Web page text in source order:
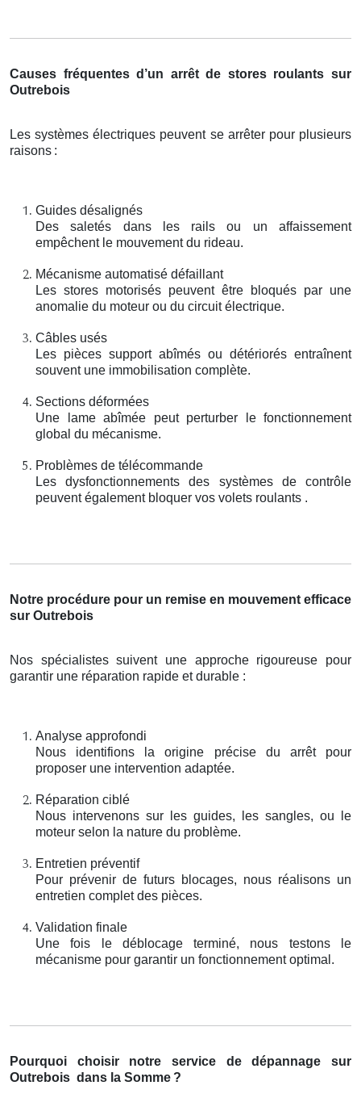
Causes fréquentes d’un arrêt de stores roulants sur
Outrebois
Les systèmes électriques peuvent se arrêter pour plusieurs
raisons :
Guides désalignés
Des saletés dans les rails ou un affaissement
empêchent le mouvement du rideau.
Mécanisme automatisé défaillant
Les stores motorisés peuvent être bloqués par une
anomalie du moteur ou du circuit électrique.
Câbles usés
Les pièces support abîmés ou détériorés entraînent
souvent une immobilisation complète.
Sections déformées
Une lame abîmée peut perturber le fonctionnement
global du mécanisme.
Problèmes de télécommande
Les dysfonctionnements des systèmes de contrôle
peuvent également bloquer vos volets roulants .
Notre procédure pour un remise en mouvement efficace
sur Outrebois
Nos spécialistes suivent une approche rigoureuse pour
garantir une réparation rapide et durable :
Analyse approfondi
Nous identifions la origine précise du arrêt pour
proposer une intervention adaptée.
Réparation ciblé
Nous intervenons sur les guides, les sangles, ou le
moteur selon la nature du problème.
Entretien préventif
Pour prévenir de futurs blocages, nous réalisons un
entretien complet des pièces.
Validation finale
Une fois le déblocage terminé, nous testons le
mécanisme pour garantir un fonctionnement optimal.
Pourquoi choisir notre service de dépannage sur
Outrebois dans la Somme ?